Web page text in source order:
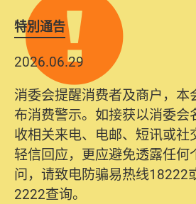
特別通告
2026.06.29
消委会提醒消费者及商户，本
布消费警示。如接获以消委会
收相关来电、电邮、短讯或社
轻信回应，更应避免透露任何
问，请致电防骗易热线18222
2222查询。